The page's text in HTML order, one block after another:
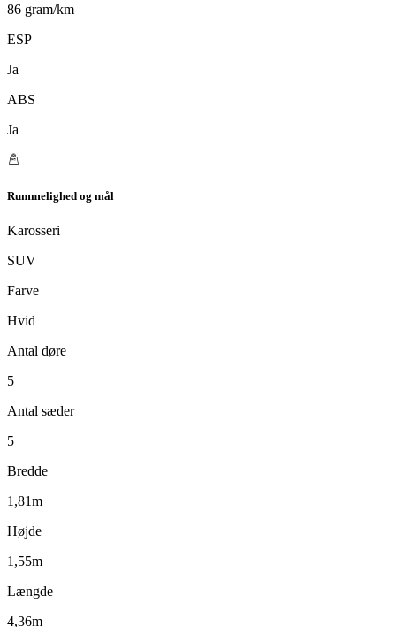
86 gram/km
ESP
Ja
ABS
Ja
Rummelighed og mål
Karosseri
SUV
Farve
Hvid
Antal døre
5
Antal sæder
5
Bredde
1,81m
Højde
1,55m
Længde
4,36m